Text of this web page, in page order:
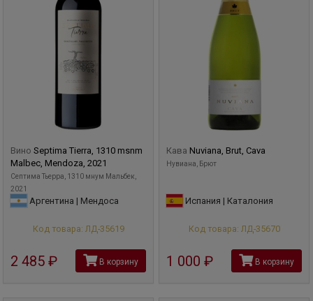
Вино Septima Tierra, 1310 msnm
Malbec, Mendoza, 2021
Септима Тьерра, 1310 мнум Мальбек,
2021
Аргентина | Мендоса
Код товара: ЛД-35619
2 485 руб В корзину
Кава Nuviana, Brut, Cava
Нувиана, Брют
Испания | Каталония
Код товара: ЛД-35670
1 000 руб В корзину